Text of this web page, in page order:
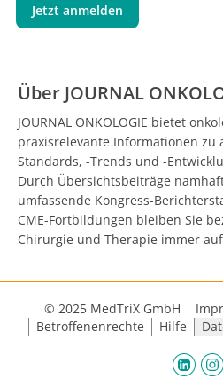
Jetzt anmelden
Über JOURNAL
JOURNAL ONKOLOGIE bietet
praxisrelevante Informationen zu
Standards, -Trends und -
Durch Übersichtsbeiträge
umfassende Kongress-
CME-Fortbildungen bleiben Sie
Chirurgie und Therapie immer
© 2025 MedTriX GmbH
Betroffenenrechte
Hilfe